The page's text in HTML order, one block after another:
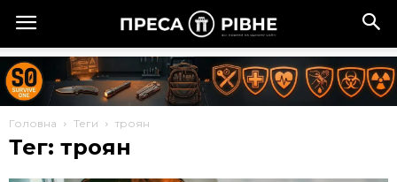
Головна Теги троян
Тег: троян